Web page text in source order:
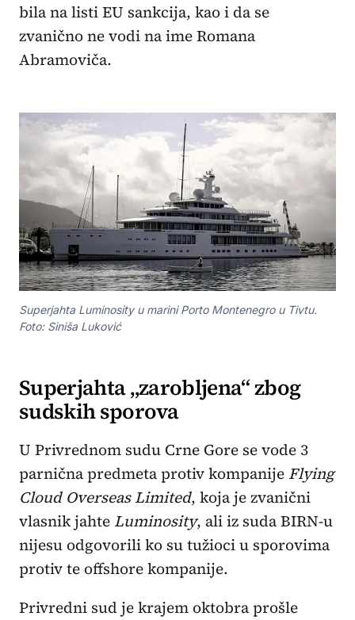
bila na listi EU sankcija, kao i da se
zvanično ne vodi na ime Romana
Abramoviča.
Superjahta Luminosity u marini Porto Montenegro u Tivtu.
Foto: Siniša Luković
Superjahta „zarobljena“ zbog
sudskih sporova
U Privrednom sudu Crne Gore se vode 3
parnična predmeta protiv kompanijeFlying
Cloud Overseas Limited, koja je zvanični
vlasnik jahteLuminosity, ali iz suda BIRN-u
nijesu odgovorili ko su tužioci u sporovima
protiv te offshore kompanije.
Privredni sud je krajem oktobra prošle